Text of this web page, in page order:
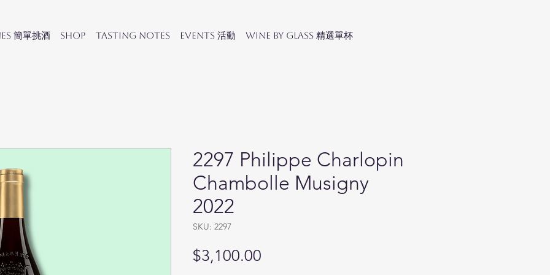
簡單挑酒 SHOP Tasting Notes Events 活動 Wine by Glass 精選單杯
2297 Philippe Charlopin
Chambolle Musigny
2022
SKU: 2297
$3,100.00